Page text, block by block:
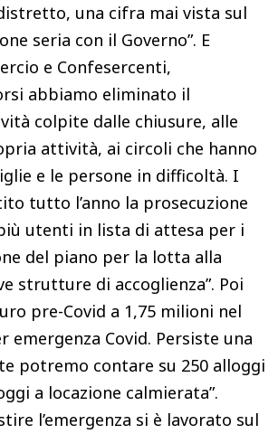
una cifra mai vista sul
seria con il Governo”. E
e Confesercenti,
abbiamo eliminato il
colpite dalle chiusure, alle
attività, ai circoli che hanno
e le persone in difficoltà. I
tutto l’anno la prosecuzione
utenti in lista di attesa per i
del piano per la lotta alla
strutture di accoglienza”. Poi
pre-Covid a 1,75 milioni nel
Covid. Persiste una
potremo contare su 250 alloggi
a locazione calmierata”.
l’emergenza si è lavorato sul